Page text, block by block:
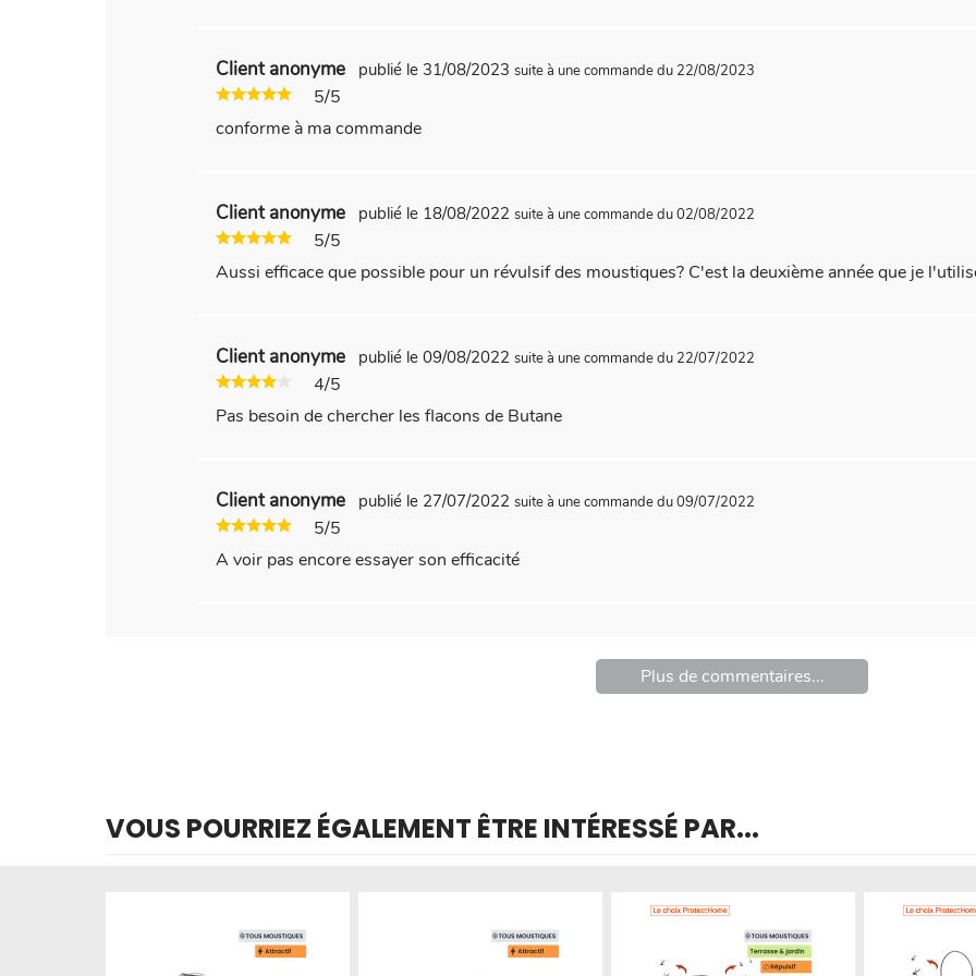
Client anonyme publié le 31/08/2023suite à une commande du 22/08/2023
5/5
conforme à ma commande
Client anonyme publié le 18/08/2022suite à une commande du 02/08/2022
5/5
Aussi efficace que possible pour un révulsif des moustiques? C'est la deuxième année que je
Client anonyme publié le 09/08/2022suite à une commande du 22/07/2022
4/5
Pas besoin de chercher les flacons de Butane
Client anonyme publié le 27/07/2022suite à une commande du 09/07/2022
5/5
A voir pas encore essayer son efficacité
Plus de commentaires...
VOUS POURRIEZ ÉGALEMENT ÊTRE INTÉRESSÉ PAR...